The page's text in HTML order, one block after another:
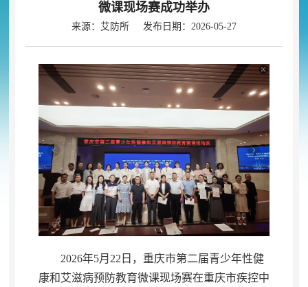
微课现场赛成功举办
来源：艾防所 发布日期：2026-05-27
2026年5月22日 ， 重庆市第二届青少年性健
康和艾滋病预防教育微课现场赛在重庆市疾控中